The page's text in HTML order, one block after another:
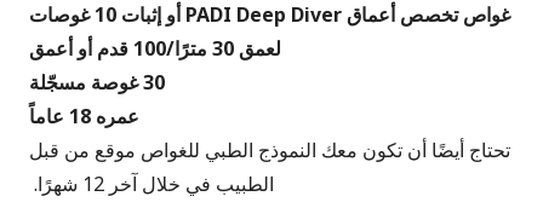
غواص تخصص أعماق PADI Deep Diver أو إثبات 10 غوصات
لعمق 30 مترًا/100 قدم أو أعمق
30 غوصة مسجّلة
عمره 18 عاماً
تحتاج أيضًا أن تكون معك النموذج الطبي للغواص موقع من قبل
الطبيب في خلال آخر 12 شهرًا.